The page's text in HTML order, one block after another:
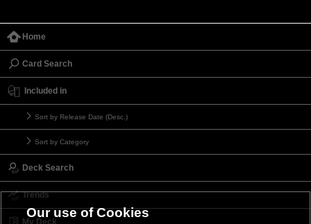
Home
Card Search
Included in
Sort by Release Date (Desc.)
Sort by Category
Deck Search
Trends
My Deck
Our use of Cookies